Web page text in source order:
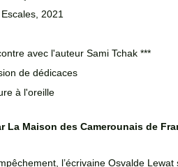
2021
avec l'auteur Sami Tchak ***
de dédicaces
à l'oreille
La Maison des Camerounais de
l’écrivaine Osvalde